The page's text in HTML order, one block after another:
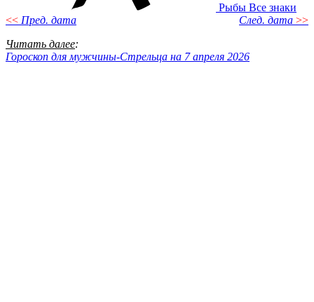
Рыбы Все знаки
<< Пред. дата След. дата >>
Читать далее:
Гороскоп для мужчины-Стрельца на 7 апреля 2026